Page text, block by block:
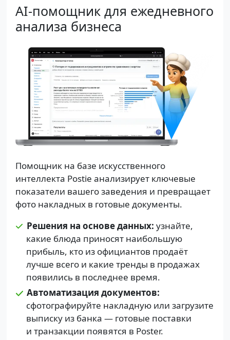
AI-помощник для ежедневного
анализа бизнеса
Помощник на базе искусственного
интеллекта Postie анализирует ключевые
показатели вашего заведения и превращает
фото накладных в готовые документы.
Решения на основе данных: узнайте,
какие блюда приносят наибольшую
прибыль, кто из официантов продаёт
лучше всего и какие тренды в продажах
появились в последнее время.
Автоматизация документов:
сфотографируйте накладную или загрузите
выписку из банка — готовые поставки
и транзакции появятся в Poster.